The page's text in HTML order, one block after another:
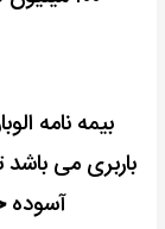
بیمه نامه
باربری می باشد
آسوده